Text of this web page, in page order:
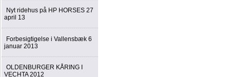
Nyt ridehus på HP HORSES 27
april 13
Forbesigtigelse i Vallensbæk 6
januar 2013
OLDENBURGER KÅRING I
VECHTA 2012